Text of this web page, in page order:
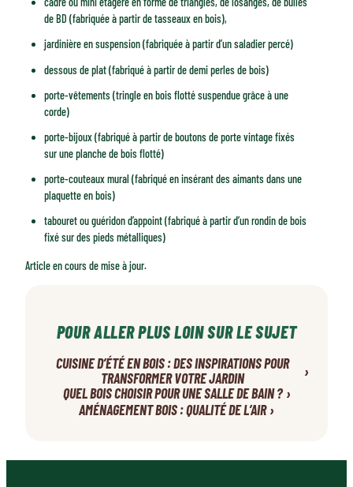
de BD (fabriquée à partir de tasseaux en bois),
jardinière en suspension (fabriquée à partir d’un saladier percé)
dessous de plat (fabriqué à partir de demi perles de bois)
porte-vêtements (tringle en bois flotté suspendue grâce à une
corde)
porte-bijoux (fabriqué à partir de boutons de porte vintage fixés
sur une planche de bois flotté)
porte-couteaux mural (fabriqué en insérant des aimants dans une
plaquette en bois)
tabouret ou guéridon d’appoint (fabriqué à partir d’un rondin de bois
fixé sur des pieds métalliques)
Article en cours de mise à jour.
POUR ALLER PLUS LOIN SUR LE SUJET
CUISINE D’ÉTÉ EN BOIS : DES INSPIRATIONS POUR
TRANSFORMER VOTRE JARDIN
›
QUEL BOIS CHOISIR POUR UNE SALLE DE BAIN ?›
AMÉNAGEMENT BOIS : QUALITÉ DE L’AIR›